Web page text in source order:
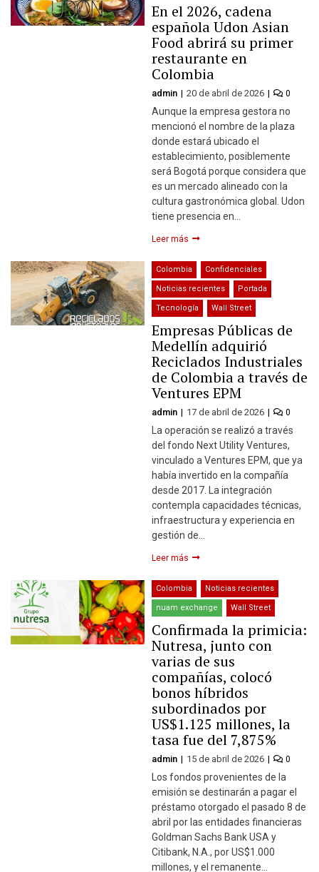
En el 2026, cadena
española Udon Asian
Food abrirá su primer
restaurante en
Colombia
admin 20 de abril de 2026 0
Aunque la empresa gestora no
mencionó el nombre de la plaza
donde estará ubicado el
establecimiento, posiblemente
será Bogotá porque considera que
es un mercado alineado con la
cultura gastronómica global. Udon
tiene presencia en…
Leer más
Colombia Confidenciales
Noticias recientes Portada
Tecnología Wall Street
Empresas Públicas de
Medellín adquirió
Reciclados Industriales
de Colombia a través de
Ventures EPM
admin 17 de abril de 2026 0
La operación se realizó a través
del fondo Next Utility Ventures,
vinculado a Ventures EPM, que ya
había invertido en la compañía
desde 2017. La integración
contempla capacidades técnicas,
infraestructura y experiencia en
gestión de…
Leer más
Colombia Noticias recientes
nuam exchange Wall Street
Confirmada la primicia:
Nutresa, junto con
varias de sus
compañías, colocó
bonos híbridos
subordinados por
US$1.125 millones, la
tasa fue del 7,875%
admin 15 de abril de 2026 0
Los fondos provenientes de la
emisión se destinarán a pagar el
préstamo otorgado el pasado 8 de
abril por las entidades financieras
Goldman Sachs Bank USA y
Citibank, N.A., por US$1.000
millones, y el remanente…